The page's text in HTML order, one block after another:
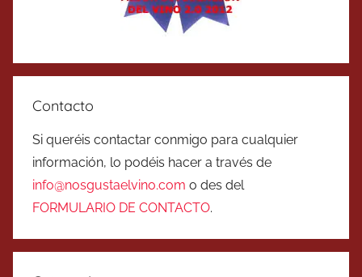
Contacto
Si queréis contactar conmigo para cualquier
información, lo podéis hacer a través de
info@nosgustaelvino.com o des del
FORMULARIO DE CONTACTO.